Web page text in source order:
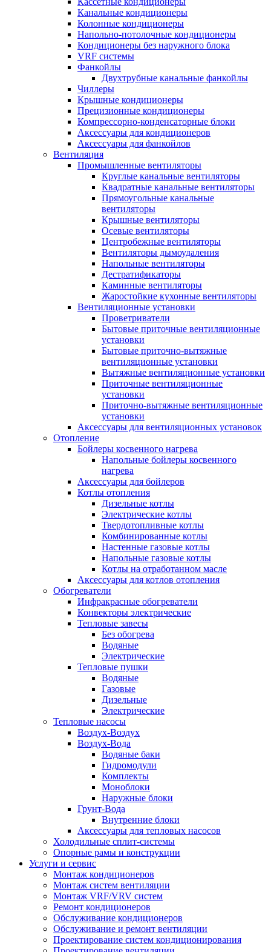
Канальные кондиционеры
Колонные кондиционеры
Напольно-потолочные кондиционеры
Кондиционеры без наружного блока
VRF системы
Фанкойлы
Двухтрубные канальные фанкойлы
Чиллеры
Крышные кондиционеры
Прецизионные кондиционеры
Компрессорно-конденсаторные блоки
Аксессуары для кондиционеров
Аксессуары для фанкойлов
Вентиляция
Промышленные вентиляторы
Круглые канальные вентиляторы
Квадратные канальные вентиляторы
Прямоугольные канальные
вентиляторы
Крышные вентиляторы
Осевые вентиляторы
Центробежные вентиляторы
Вентиляторы дымоудаления
Напольные вентиляторы
Дестратификаторы
Каминные вентиляторы
Жаростойкие кухонные вентиляторы
Вентиляционные установки
Проветриватели
Бытовые приточные вентиляционные
установки
Бытовые приточно-вытяжные
вентиляционные установки
Вытяжные вентиляционные установки
Приточные вентиляционные
установки
Приточно-вытяжные вентиляционные
установки
Аксессуары для вентиляционных установок
Отопление
Бойлеры косвенного нагрева
Напольные бойлеры косвенного
нагрева
Аксессуары для бойлеров
Котлы отопления
Дизельные котлы
Электрические котлы
Твердотопливные котлы
Комбинированные котлы
Настенные газовые котлы
Напольные газовые котлы
Котлы на отработанном масле
Аксессуары для котлов отопления
Обогреватели
Инфракрасные обогреватели
Конвекторы электрические
Тепловые завесы
Без обогрева
Водяные
Электрические
Тепловые пушки
Водяные
Газовые
Дизельные
Электрические
Тепловые насосы
Воздух-Воздух
Воздух-Вода
Водяные баки
Гидромодули
Комплекты
Моноблоки
Наружные блоки
Грунт-Вода
Внутренние блоки
Аксессуары для тепловых насосов
Холодильные сплит-системы
Опорные рамы и конструкции
Услуги и сервис
Монтаж кондиционеров
Монтаж систем вентиляции
Монтаж VRF/VRV систем
Ремонт кондиционеров
Обслуживание кондиционеров
Обслуживание и ремонт вентиляции
Проектирование систем кондиционирования